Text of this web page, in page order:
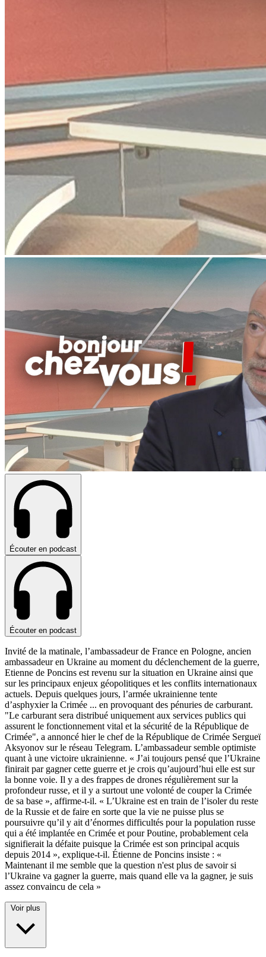
Écouter en podcast
Écouter en podcast
Invité de la matinale, l’ambassadeur de France en Pologne, ancien
ambassadeur en Ukraine au moment du déclenchement de la guerre,
Etienne de Poncins est revenu sur la situation en Ukraine ainsi que
sur les principaux enjeux géopolitiques et les conflits internationaux
actuels. Depuis quelques jours, l’armée ukrainienne tente
d’asphyxier la Crimée ... en provoquant des pénuries de carburant.
"Le carburant sera distribué uniquement aux services publics qui
assurent le fonctionnement vital et la sécurité de la République de
Crimée", a annoncé hier le chef de la République de Crimée Sergueï
Aksyonov sur le réseau Telegram. L’ambassadeur semble optimiste
quant à une victoire ukrainienne. « J’ai toujours pensé que l’Ukraine
finirait par gagner cette guerre et je crois qu’aujourd’hui elle est sur
la bonne voie. Il y a des frappes de drones régulièrement sur la
profondeur russe, et il y a surtout une volonté de couper la Crimée
de sa base », affirme-t-il. « L’Ukraine est en train de l’isoler du reste
de la Russie et de faire en sorte que la vie ne puisse plus se
poursuivre qu’il y ait d’énormes difficultés pour la population russe
qui a été implantée en Crimée et pour Poutine, probablement cela
signifierait la défaite puisque la Crimée est son principal acquis
depuis 2014 », explique-t-il. Étienne de Poncins insiste : «
Maintenant il me semble que la question n'est plus de savoir si
l’Ukraine va gagner la guerre, mais quand elle va la gagner, je suis
assez convaincu de cela »
Voir plus